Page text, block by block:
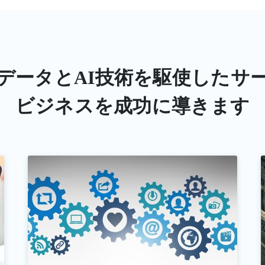
ータとAI技術を駆使したサ
ビジネスを成功に導きます